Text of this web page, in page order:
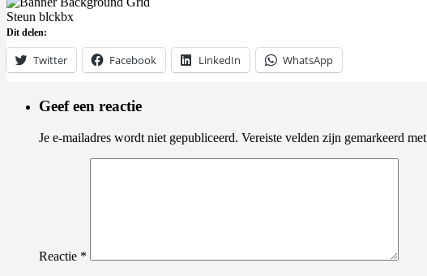
Steun blckbx
Dit delen:
Twitter Facebook LinkedIn WhatsApp
Geef een reactie
Je e-mailadres wordt niet gepubliceerd. Vereiste velden zijn gemarkeerd met
Reactie *